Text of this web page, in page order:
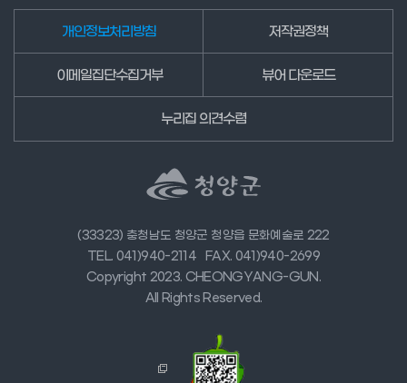
개인정보처리방침 저작권정책
이메일집단수집거부 뷰어 다운로드
누리집 의견수렴
(33323) 충청남도 청양군 청양읍 문화예술로 222
TEL. 041)940-2114
FAX. 041)940-2699
Copyright 2023. CHEONGYANG-GUN.
All Rights Reserved.